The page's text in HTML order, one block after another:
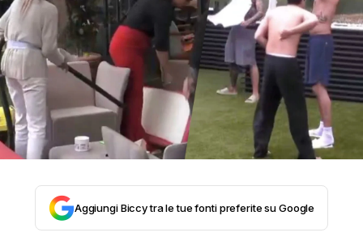
Aggiungi Biccy tra le tue fonti preferite su Google